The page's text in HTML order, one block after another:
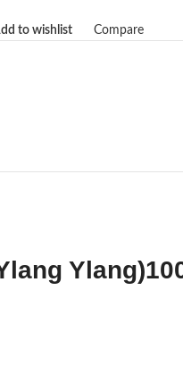
to wishlist Compare